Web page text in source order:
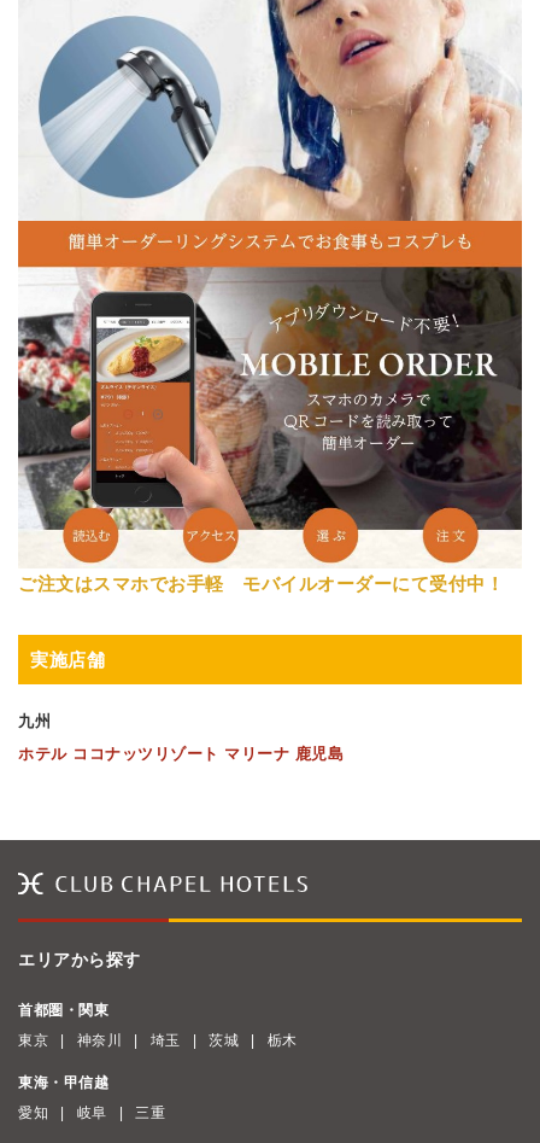
ご注文はスマホでお手軽 モバイルオーダーにて受付中！
実施店舗
九州
ホテル ココナッツリゾート マリーナ 鹿児島
エリアから探す
首都圏・関東
東京
神奈川 埼玉 茨城 栃木
東海・甲信越
愛知
岐阜 三重